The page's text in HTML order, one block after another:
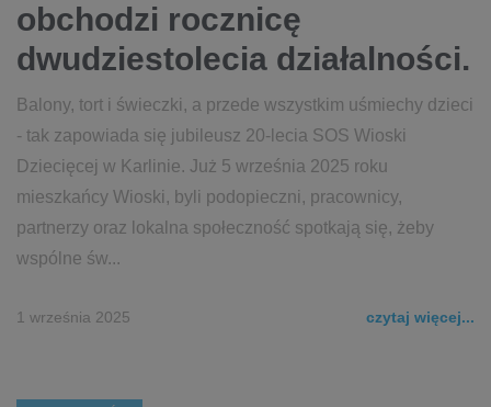
obchodzi rocznicę
dwudziestolecia działalności.
Balony, tort i świeczki, a przede wszystkim uśmiechy dzieci
- tak zapowiada się jubileusz 20-lecia SOS Wioski
Dziecięcej w Karlinie. Już 5 września 2025 roku
mieszkańcy Wioski, byli podopieczni, pracownicy,
partnerzy oraz lokalna społeczność spotkają się, żeby
wspólne św...
1 września 2025 czytaj więcej...